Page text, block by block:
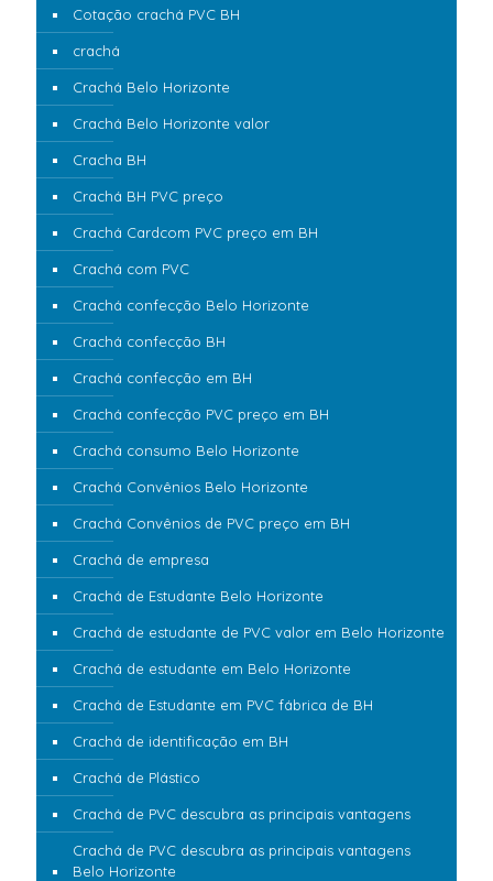
Cotação crachá PVC BH
crachá
Crachá Belo Horizonte
Crachá Belo Horizonte valor
Cracha BH
Crachá BH PVC preço
Crachá Cardcom PVC preço em BH
Crachá com PVC
Crachá confecção Belo Horizonte
Crachá confecção BH
Crachá confecção em BH
Crachá confecção PVC preço em BH
Crachá consumo Belo Horizonte
Crachá Convênios Belo Horizonte
Crachá Convênios de PVC preço em BH
Crachá de empresa
Crachá de Estudante Belo Horizonte
Crachá de estudante de PVC valor em Belo Horizonte
Crachá de estudante em Belo Horizonte
Crachá de Estudante em PVC fábrica de BH
Crachá de identificação em BH
Crachá de Plástico
Crachá de PVC descubra as principais vantagens
Crachá de PVC descubra as principais vantagens
Belo Horizonte